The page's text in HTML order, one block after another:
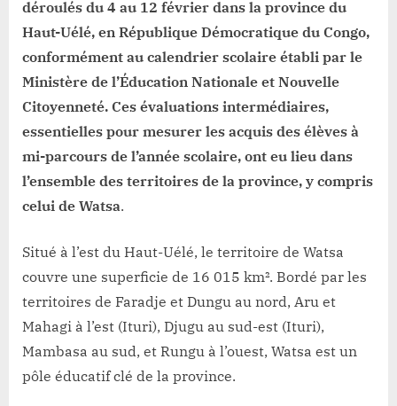
réussi
pour
le
calendrier
scolaire
malgré
des
perturbations
Watsa
déroulés du 4 au 12 février dans la province du
Haut-Uélé, en République Démocratique du Congo,
conformément au calendrier scolaire établi par le
Ministère de l’Éducation Nationale et Nouvelle
Citoyenneté. Ces évaluations intermédiaires,
essentielles pour mesurer les acquis des élèves à
mi-parcours de l’année scolaire, ont eu lieu dans
l’ensemble des territoires de la province, y compris
celui de Watsa.
Situé à l’est du Haut-Uélé, le territoire de Watsa
couvre une superficie de 16 015 km². Bordé par les
territoires de Faradje et Dungu au nord, Aru et
Mahagi à l’est (Ituri), Djugu au sud-est (Ituri),
Mambasa au sud, et Rungu à l’ouest, Watsa est un
pôle éducatif clé de la province.